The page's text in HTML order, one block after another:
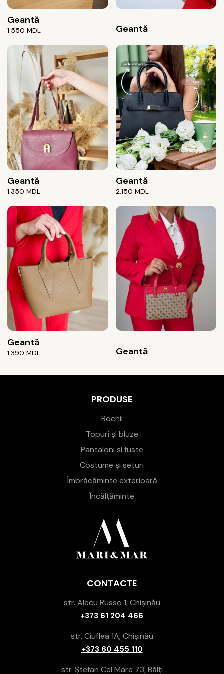
Geantă
1.550 MDL Geantă
Geantă
1.350 MDL
Geantă
2.150 MDL
Geantă
1.390 MDL Geantă
PRODUSE
Rochii
Topuri și bluze
Pantaloni și fuste
Costume și seturi
Îmbrăcăminte exterioară
Încălțăminte
CONTACTE
str. Alecu Russo 1, Chișinău
+373 61 204 466
str. Ciuflea 1A, Chișinău
+373 60 455 110
str. Ștefan Cel Mare 73, Bălți